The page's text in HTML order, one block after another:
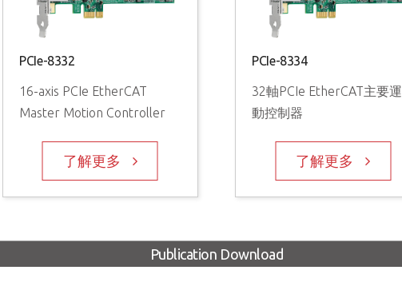
PCIe-8332
16-axis PCIe EtherCAT
Master Motion Controller
了解更多
PCIe-8334
32軸PCIe EtherCAT主要運
動控制器
了解更多
Publication Download